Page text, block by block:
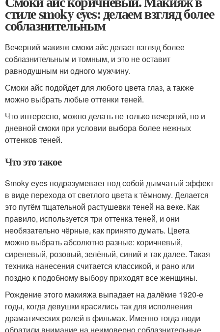
стиле smoky eyes: делаем взгляд более
соблазнительным
Вечерний макияж смоки айс делает взгляд более
соблазнительным и томным, и это не оставит
равнодушным ни одного мужчину.
Смоки айс подойдет для любого цвета глаз, а также
можно выбрать любые оттенки теней.
Что интересно, можно делать не только вечерний, но и
дневной смоки при условии выбора более нежных
оттенков теней.
Что это такое
Smoky eyes подразумевает под собой дымчатый эффект
в виде перехода от светлого цвета к тёмному. Делается
это путём тщательной растушевки теней на веке. Как
правило, используется три оттенка теней, и они
необязательно чёрные, как принято думать. Цвета
можно выбрать абсолютно разные: коричневый,
сиреневый, розовый, зелёный, синий и так далее. Такая
техника нанесения считается классикой, и рано или
поздно к подобному выбору приходят все женщины.
Рождение этого макияжа выпадает на далёкие 1920-е
годы, когда девушки красились так для исполнения
драматических ролей в фильмах. Именно тогда люди